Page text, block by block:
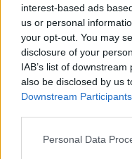
interest-based ads
us or personal
your opt-out. You may
disclosure of your
IAB’s list of
also be disclosed by us
Downstream Participants
Please note that this
Personal Data